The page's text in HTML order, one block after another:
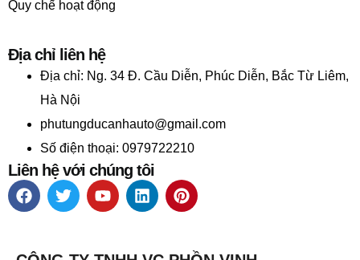
Quy chế hoạt động
Địa chỉ liên hệ
Địa chỉ: Ng. 34 Đ. Cầu Diễn, Phúc Diễn, Bắc Từ Liêm,
Hà Nội
phutungducanhauto@gmail.com
Số điện thoại: 0979722210
Liên hệ với chúng tôi